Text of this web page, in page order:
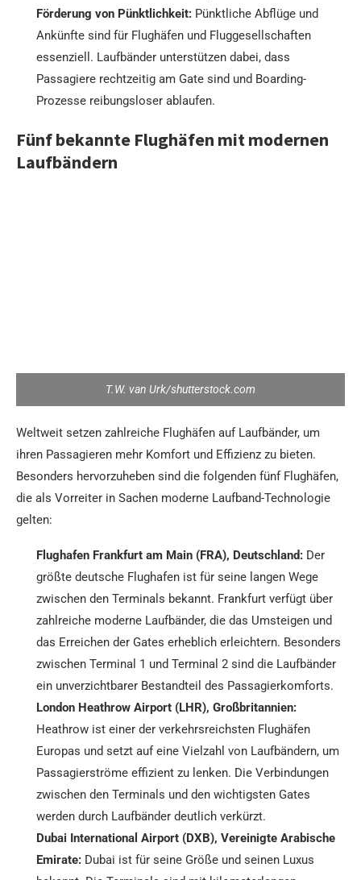
Förderung von Pünktlichkeit: Pünktliche Abflüge und
Ankünfte sind für Flughäfen und Fluggesellschaften
essenziell. Laufbänder unterstützen dabei, dass
Passagiere rechtzeitig am Gate sind und Boarding-
Prozesse reibungsloser ablaufen.
Fünf bekannte Flughäfen mit modernen
Laufbändern
T.W. van Urk/shutterstock.com
Weltweit setzen zahlreiche Flughäfen auf Laufbänder, um
ihren Passagieren mehr Komfort und Effizienz zu bieten.
Besonders hervorzuheben sind die folgenden fünf Flughäfen,
die als Vorreiter in Sachen moderne Laufband-Technologie
gelten:
Flughafen Frankfurt am Main (FRA), Deutschland: Der
größte deutsche Flughafen ist für seine langen Wege
zwischen den Terminals bekannt. Frankfurt verfügt über
zahlreiche moderne Laufbänder, die das Umsteigen und
das Erreichen der Gates erheblich erleichtern. Besonders
zwischen Terminal 1 und Terminal 2 sind die Laufbänder
ein unverzichtbarer Bestandteil des Passagierkomforts.
London Heathrow Airport (LHR), Großbritannien:
Heathrow ist einer der verkehrsreichsten Flughäfen
Europas und setzt auf eine Vielzahl von Laufbändern, um
Passagierströme effizient zu lenken. Die Verbindungen
zwischen den Terminals und den wichtigsten Gates
werden durch Laufbänder deutlich verkürzt.
Dubai International Airport (DXB), Vereinigte Arabische
Emirate: Dubai ist für seine Größe und seinen Luxus